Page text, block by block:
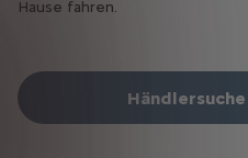
Hause fahren.
Händlersuche